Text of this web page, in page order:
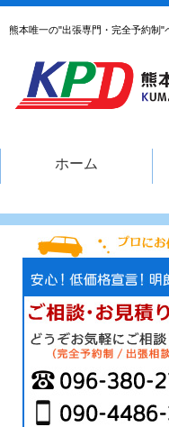
熊本唯一の"出張専門・完全予約制"
ホーム